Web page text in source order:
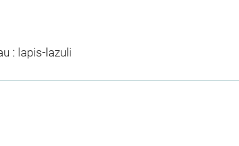
: lapis-lazuli